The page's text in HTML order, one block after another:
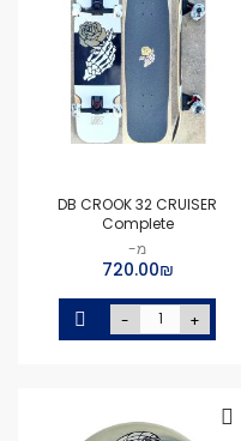
DB CROOK 32 CRUISER
Complete
מ-
₪‏720.00
- +